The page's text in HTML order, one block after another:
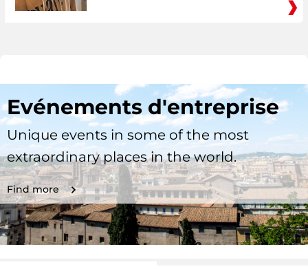
Evénements d'entreprise
Unique events in some of the most
extraordinary places in the world.
Find more